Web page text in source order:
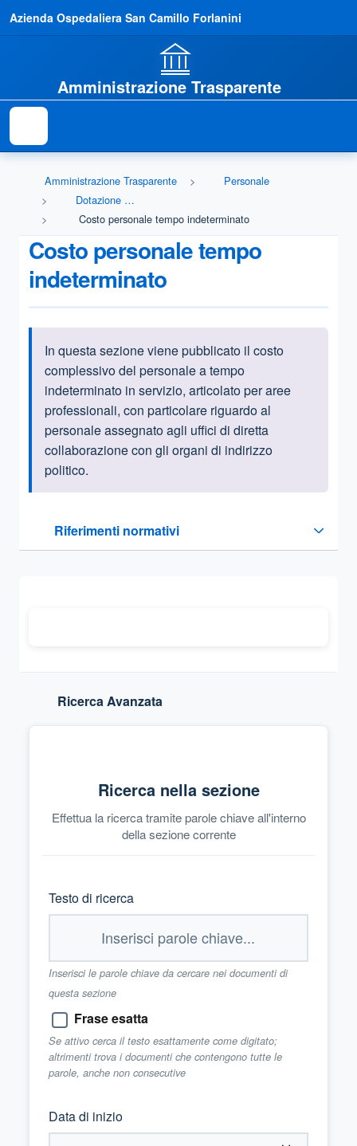
Azienda Ospedaliera San Camillo Forlanini
Amministrazione Trasparente
Amministrazione Trasparente
Personale
Dotazione organica
Costo personale tempo indeterminato
Costo personale tempo
indeterminato
Informazioni introduttive
In questa sezione viene pubblicato il costo
complessivo del personale a tempo
indeterminato in servizio, articolato per aree
professionali, con particolare riguardo al
personale assegnato agli uffici di diretta
collaborazione con gli organi di indirizzo
politico.
Riferimenti normativi
Sezione compressa
Ricerca Avanzata
Ricerca nella sezione
Effettua la ricerca tramite parole chiave all'interno
della sezione corrente
Testo di ricerca
Inserisci le parole chiave da cercare nei documenti di
questa sezione
Frase esatta
Se attivo cerca il testo esattamente come digitato;
altrimenti trova i documenti che contengono tutte le
parole, anche non consecutive
Data di inizio